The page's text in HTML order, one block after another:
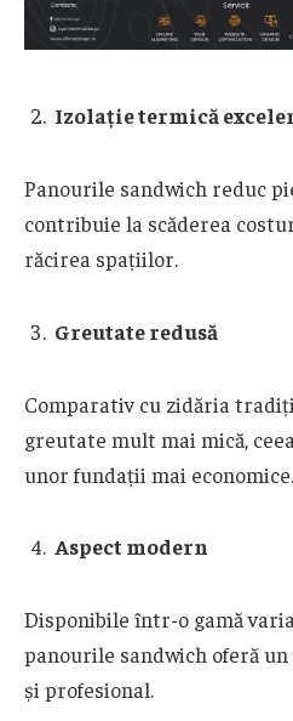
Izolație termică
Panourile sandwich reduc
contribuie la scăderea
răcirea spațiilor.
Greutate redusă
Comparativ cu zidăria
greutate mult mai mică,
unor fundații mai economice.
Aspect modern
Disponibile într-o gamă
panourile sandwich oferă
și profesional.